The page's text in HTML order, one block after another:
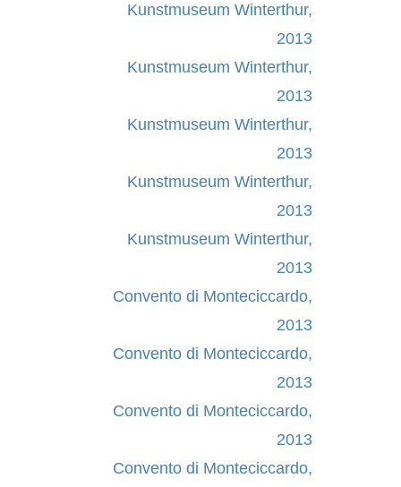
Kunstmuseum Winterthur,
2013
Kunstmuseum Winterthur,
2013
Kunstmuseum Winterthur,
2013
Kunstmuseum Winterthur,
2013
Kunstmuseum Winterthur,
2013
Convento di Monteciccardo,
2013
Convento di Monteciccardo,
2013
Convento di Monteciccardo,
2013
Convento di Monteciccardo,